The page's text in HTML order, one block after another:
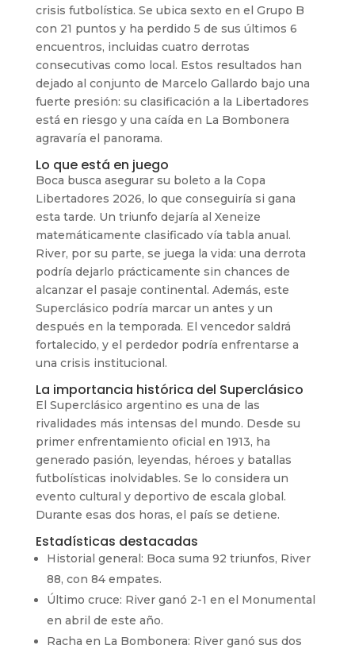
crisis futbolística. Se ubica sexto en el Grupo B
con 21 puntos y ha perdido 5 de sus últimos 6
encuentros, incluidas cuatro derrotas
consecutivas como local. Estos resultados han
dejado al conjunto de Marcelo Gallardo bajo una
fuerte presión: su clasificación a la Libertadores
está en riesgo y una caída en La Bombonera
agravaría el panorama.
Lo que está en juego
Boca busca asegurar su boleto a la Copa
Libertadores 2026, lo que conseguiría si gana
esta tarde. Un triunfo dejaría al Xeneize
matemáticamente clasificado vía tabla anual.
River, por su parte, se juega la vida: una derrota
podría dejarlo prácticamente sin chances de
alcanzar el pasaje continental. Además, este
Superclásico podría marcar un antes y un
después en la temporada. El vencedor saldrá
fortalecido, y el perdedor podría enfrentarse a
una crisis institucional.
La importancia histórica del Superclásico
El Superclásico argentino es una de las
rivalidades más intensas del mundo. Desde su
primer enfrentamiento oficial en 1913, ha
generado pasión, leyendas, héroes y batallas
futbolísticas inolvidables. Se lo considera un
evento cultural y deportivo de escala global.
Durante esas dos horas, el país se detiene.
Estadísticas destacadas
Historial general: Boca suma 92 triunfos, River
88, con 84 empates.
Último cruce: River ganó 2-1 en el Monumental
en abril de este año.
Racha en La Bombonera: River ganó sus dos